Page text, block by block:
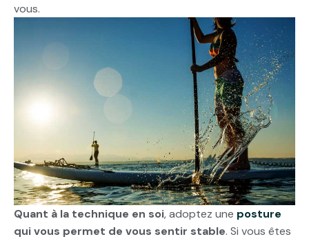
vous.
Quant à la technique en soi, adoptez une posture
qui vous permet de vous sentir stable. Si vous êtes